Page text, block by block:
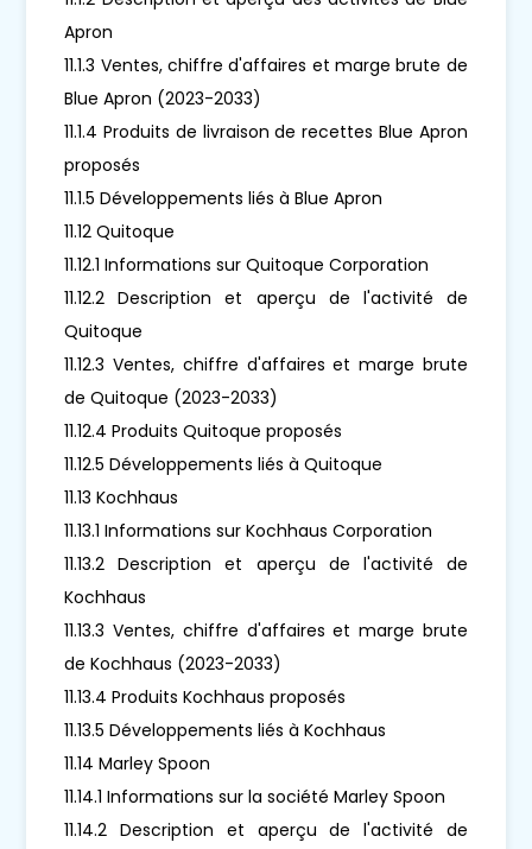
Apron
11.1.3 Ventes, chiffre d'affaires et marge brute de
Blue Apron (2023-2033)
11.1.4 Produits de livraison de recettes Blue Apron
proposés
11.1.5 Développements liés à Blue Apron
11.12 Quitoque
11.12.1 Informations sur Quitoque Corporation
11.12.2 Description et aperçu de l'activité de
Quitoque
11.12.3 Ventes, chiffre d'affaires et marge brute
de Quitoque (2023-2033)
11.12.4 Produits Quitoque proposés
11.12.5 Développements liés à Quitoque
11.13 Kochhaus
11.13.1 Informations sur Kochhaus Corporation
11.13.2 Description et aperçu de l'activité de
Kochhaus
11.13.3 Ventes, chiffre d'affaires et marge brute
de Kochhaus (2023-2033)
11.13.4 Produits Kochhaus proposés
11.13.5 Développements liés à Kochhaus
11.14 Marley Spoon
11.14.1 Informations sur la société Marley Spoon
11.14.2 Description et aperçu de l'activité de